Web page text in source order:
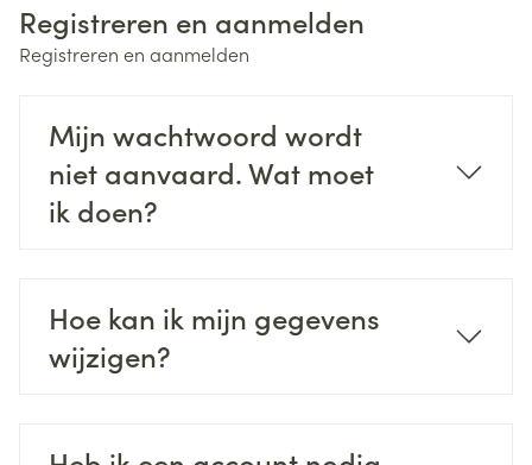
Registreren en aanmelden
Registreren en aanmelden
Mijn wachtwoord wordt
niet aanvaard. Wat moet
ik doen?
Hoe kan ik mijn gegevens
wijzigen?